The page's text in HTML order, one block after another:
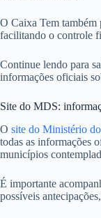
O Caixa Tem
facilitando o controle
Continue lendo para
informações oficiais
Site do MDS:
O site do Ministério
todas as informações
municípios
É importante
possíveis